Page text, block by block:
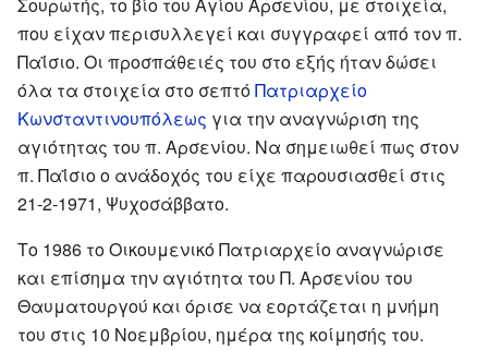
που είχαν περισυλλεγεί και συγγραφεί από τον π.
Παΐσιο. Οι προσπάθειές του στο εξής ήταν δώσει
όλα τα στοιχεία στο σεπτόΠατριαρχείο
Κωνσταντινουπόλεως για την αναγνώριση της
αγιότητας του π. Αρσενίου. Να σημειωθεί πως στον
π. Παΐσιο ο ανάδοχός του είχε παρουσιασθεί στις
21-2-1971, Ψυχοσάββατο.
Το 1986 το Οικουμενικό Πατριαρχείο αναγνώρισε
και επίσημα την αγιότητα του Π. Αρσενίου του
Θαυματουργού και όρισε να εορτάζεται η μνήμη
του στις 10 Νοεμβρίου, ημέρα της κοίμησής του.